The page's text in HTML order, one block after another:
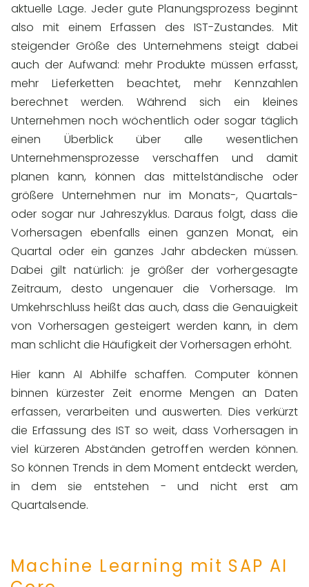
aktuelle Lage. Jeder gute Planungsprozess beginnt
also mit einem Erfassen desIST-Zustandes. Mit
steigender Größe des Unternehmens steigt dabei
auch der Aufwand: mehr Produkte müssen erfasst,
mehr Lieferketten beachtet, mehr Kennzahlen
berechnet werden. Während sich ein kleines
Unternehmen noch wöchentlich oder sogar täglich
einen Überblick über alle wesentlichen
Unternehmensprozesse verschaffen und damit
planen kann, können das mittelständische oder
größere Unternehmen nur im Monats-, Quartals-
oder sogar nur Jahreszyklus. Daraus folgt, dass die
Vorhersagen ebenfalls einen ganzen Monat, ein
Quartal oder ein ganzes Jahr abdecken müssen.
Dabei gilt natürlich: je größer der vorhergesagte
Zeitraum, desto ungenauer die Vorhersage. Im
Umkehrschluss heißt das auch, dass die Genauigkeit
von Vorhersagen gesteigert werden kann, in dem
man schlicht die Häufigkeit der Vorhersagen erhöht.
Hier kann AI Abhilfe schaffen. Computer können
binnen kürzester Zeit enorme Mengen an Daten
erfassen, verarbeiten und auswerten. Dies verkürzt
die Erfassung des IST so weit, dass Vorhersagen in
viel kürzeren Abständen getroffen werden können.
So können Trends in dem Moment entdeckt werden,
in dem sie entstehen - und nicht erst am
Quartalsende.
Machine Learning mit SAP AI